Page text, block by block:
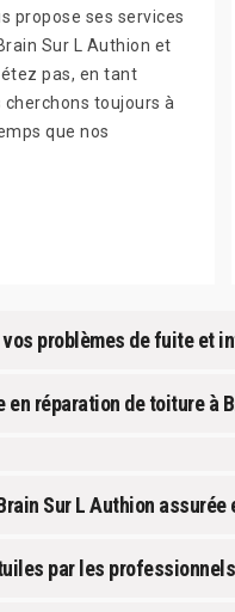
propose ses services
Sur L Authion et
pas, en tant
toujours à
que nos
vos problèmes de fuite et
en réparation de toiture à
Sur L Authion
par les